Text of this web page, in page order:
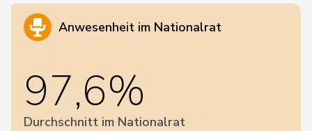
Anwesenheit im Nationalrat
97,6%
Durchschnitt im Nationalrat